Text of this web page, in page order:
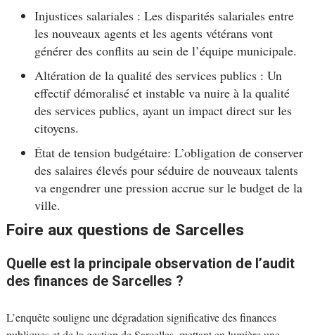
Injustices salariales : Les disparités salariales entre
les nouveaux agents et les agents vétérans vont
générer des conflits au sein de l’équipe municipale.
Altération de la qualité des services publics : Un
effectif démoralisé et instable va nuire à la qualité
des services publics, ayant un impact direct sur les
citoyens.
État de tension budgétaire: L’obligation de conserver
des salaires élevés pour séduire de nouveaux talents
va engendrer une pression accrue sur le budget de la
ville.
Foire aux questions de Sarcelles
Quelle est la principale observation de l’audit
des finances de Sarcelles ?
L’enquête souligne une dégradation significative des finances